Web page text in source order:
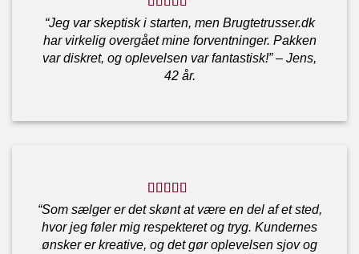
“Jeg var skeptisk i starten, men Brugtetrusser.dk
har virkelig overgået mine forventninger. Pakken
var diskret, og oplevelsen var fantastisk!” – Jens,
42 år.
“Som sælger er det skønt at være en del af et sted,
hvor jeg føler mig respekteret og tryg. Kundernes
ønsker er kreative, og det gør oplevelsen sjov og